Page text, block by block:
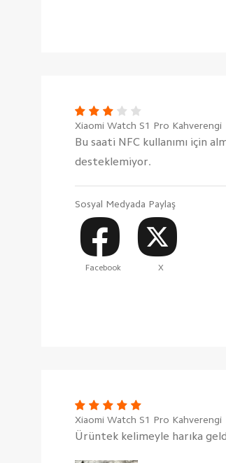
Xiaomi Watch S1 Pro Kahverengi
Bu saati NFC kullanımı için
desteklemiyor.
Sosyal Medyada Paylaş
Facebook X
Xiaomi Watch S1 Pro Kahverengi
Ürüntek kelimeyle harıka